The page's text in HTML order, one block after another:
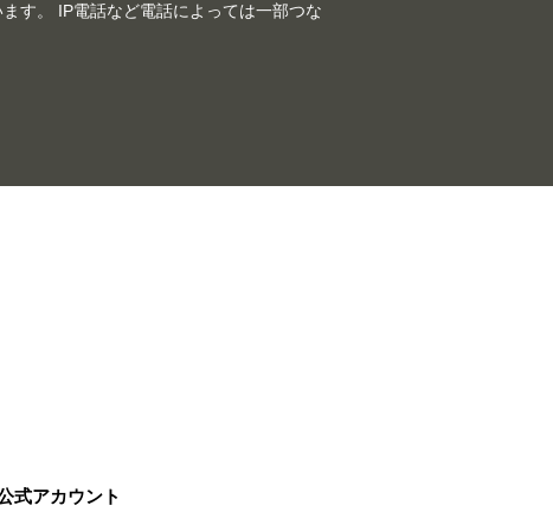
す。 IP電話など電話によっては一部つな
式アカウント